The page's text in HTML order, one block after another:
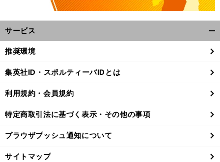
サービス
閉
る
推奨環境
集英社ID・スポルティーバIDとは
利用規約・会員規約
特定商取引法に基づく表示・その他の事項
ブラウザプッシュ通知について
サイトマップ